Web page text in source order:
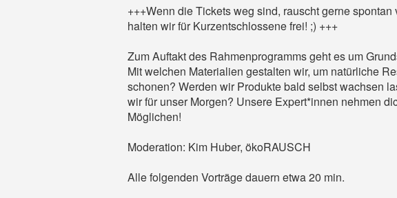
+++Wenn die Tickets weg sind, rauscht gerne
halten wir für Kurzentschlossene frei! ;) +++
Zum Auftakt des Rahmenprogramms geht es um
Mit welchen Materialien gestalten wir, um natürliche
schonen? Werden wir Produkte bald selbst wachsen
wir für unser Morgen? Unsere Expert*innen nehmen
Möglichen!
Moderation: Kim Huber, ökoRAUSCH
Alle folgenden Vorträge dauern etwa 20 min.